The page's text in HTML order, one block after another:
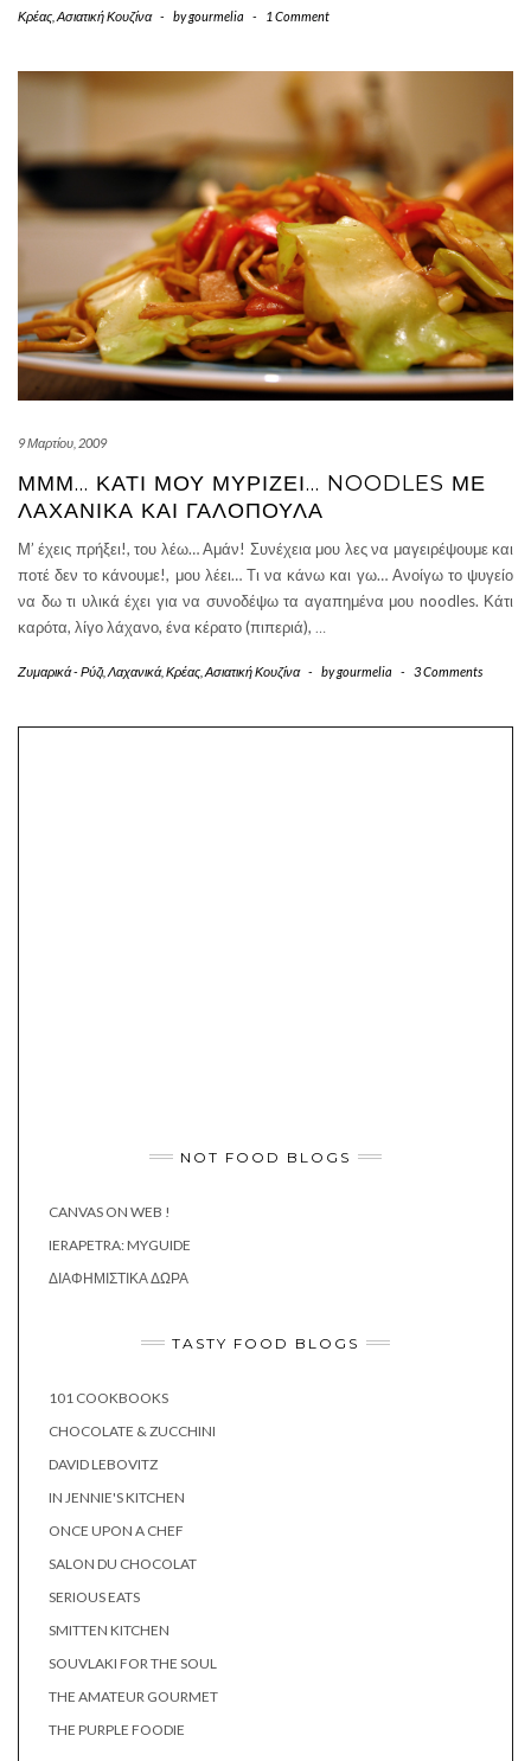
Κρέας Ασιατική Κουζίνα - bygourmelia - 1 Comment
9 Μαρτίου, 2009
ΜΜΜ… ΚΆΤΙ ΜΟΥ ΜΥΡΊΖΕΙ… NOODLES ΜΕ
ΛΑΧΑΝΙΚΆ ΚΑΙ ΓΑΛΟΠΟΎΛΑ
Μ’ έχεις πρήξει!, του λέω… Αμάν! Συνέχεια μου λες να μαγειρέψουμε και
ποτέ δεν το κάνουμε!, μου λέει… Τι να κάνω και γω… Ανοίγω το ψυγείο
να δω τι υλικά έχει για να συνοδέψω τα αγαπημένα μου noodles. Κάτι
καρότα, λίγο λάχανο, ένα κέρατο (πιπεριά), …
Ζυμαρικά - Ρύζι, Λαχανικά, Κρέας Ασιατική Κουζίνα - bygourmelia - 3 Comments
NOT FOOD BLOGS
CANVAS ON WEB !
IERAPETRA: MYGUIDE
ΔΙΑΦΗΜΙΣΤΙΚΆ ΔΏΡΑ
TASTY FOOD BLOGS
101 COOKBOOKS
CHOCOLATE & ZUCCHINI
DAVID LEBOVITZ
IN JENNIE'S KITCHEN
ONCE UPON A CHEF
SALON DU CHOCOLAT
SERIOUS EATS
SMITTEN KITCHEN
SOUVLAKI FOR THE SOUL
THE AMATEUR GOURMET
THE PURPLE FOODIE